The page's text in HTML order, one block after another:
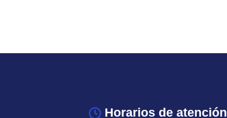
Horarios de atención